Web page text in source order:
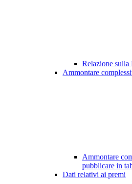
Relazione sulla
Ammontare
Ammontare
pubblicare in
Dati relativi ai premi